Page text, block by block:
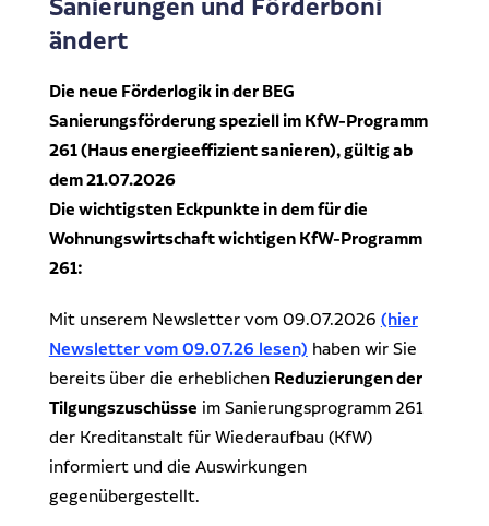
Ansprechpartner
Regionale Experten
Kontakt aufnehmen
Pressekontakt
Redaktionelle Anfragen
Dr. Klein Wowi Business Lunch
WOWIPORT: Einfach zu lernen, einfach zu bedienen
Alle Veranstaltungen anzeigen
ändert
Die neue Förderlogik in der BEG
Sanierungsförderung speziell im KfW-Programm
261 (Haus energieeffizient sanieren), gültig ab
dem 21.07.2026
Die wichtigsten Eckpunkte in dem für die
Wohnungswirtschaft wichtigen KfW-Programm
261:
Mit unserem Newsletter vom 09.07.2026 (hier
Newsletter vom 09.07.26 lesen) haben wir Sie
bereits über die erheblichen Reduzierungen der
Tilgungszuschüsse im Sanierungsprogramm 261
der Kreditanstalt für Wiederaufbau (KfW)
informiert und die Auswirkungen
gegenübergestellt.